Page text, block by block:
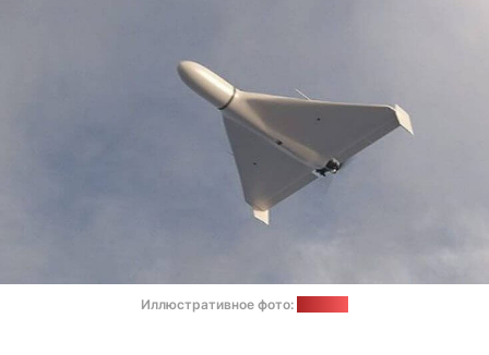
Иллюстративное фото: